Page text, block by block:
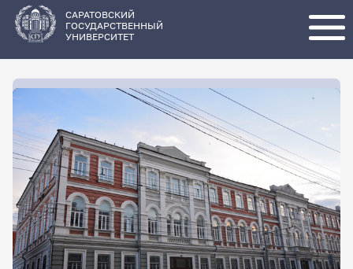
основному
содержанию
САРАТОВСКИЙ
ГОСУДАРСТВЕННЫЙ
УНИВЕРСИТЕТ